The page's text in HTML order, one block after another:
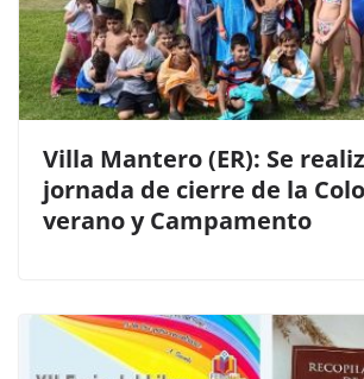
Villa Mantero (ER): Se
jornada de cierre de la
verano y Campamento